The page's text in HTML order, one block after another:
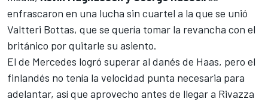
enfrascaron en una lucha sin cuartel a la que se unió
Valtteri Bottas, que se quería tomar la revancha con el
británico por quitarle su asiento.
El de Mercedes logró superar al danés de Haas, pero el
finlandés no tenía la velocidad punta necesaria para
adelantar, así que aprovecho antes de llegar a Rivazza